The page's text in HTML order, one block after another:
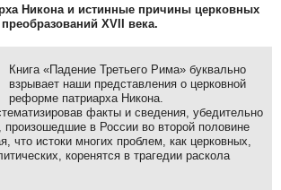
Никона и истинные причины церковных
преобразований XVII века.
Книга «Падение Третьего Рима» буквально
взрывает наши представления о церковной
реформе патриарха Никона.
факты и сведения, убедительно
произошедшие в России во второй половине
что истоки многих проблем, как церковных,
коренятся в трагедии раскола